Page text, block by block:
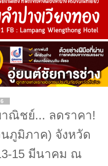
าณิชย์... ลดราคา!
ภูมิภาค) จังหวัด
15 มีนาคม ณ